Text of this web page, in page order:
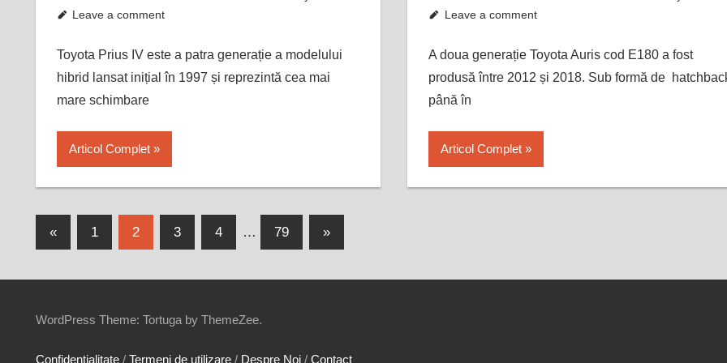
Leave a comment
Toyota Prius IV este a patra generație a modelului
hibrid lansat inițial în 1997 și reprezintă cea mai
mare schimbare
Articol Complet
Leave a comment
A doua generație Toyota Auris cod E180 a fost
produsă între 2012 și 2018. Sub formă de
până în
Articol Complet
Paginație
«Previous
Posts
1 2 3 4 … 79
Next
Posts
»
WordPress Theme: Tortuga by ThemeZee.
Confidentialitate / Termeni de utilizare / Despre Noi / Contact